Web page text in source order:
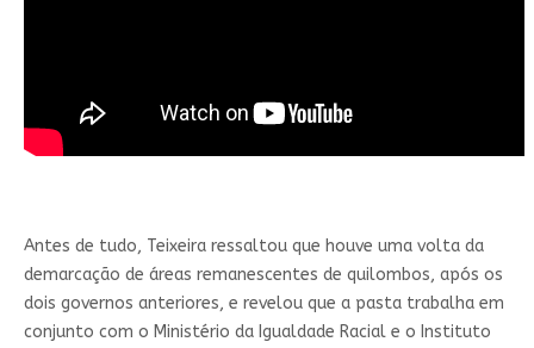
Antes de tudo, Teixeira ressaltou que houve uma volta da
demarcação de áreas remanescentes de quilombos, após os
dois governos anteriores, e revelou que a pasta trabalha em
conjunto com o Ministério da Igualdade Racial e o Instituto